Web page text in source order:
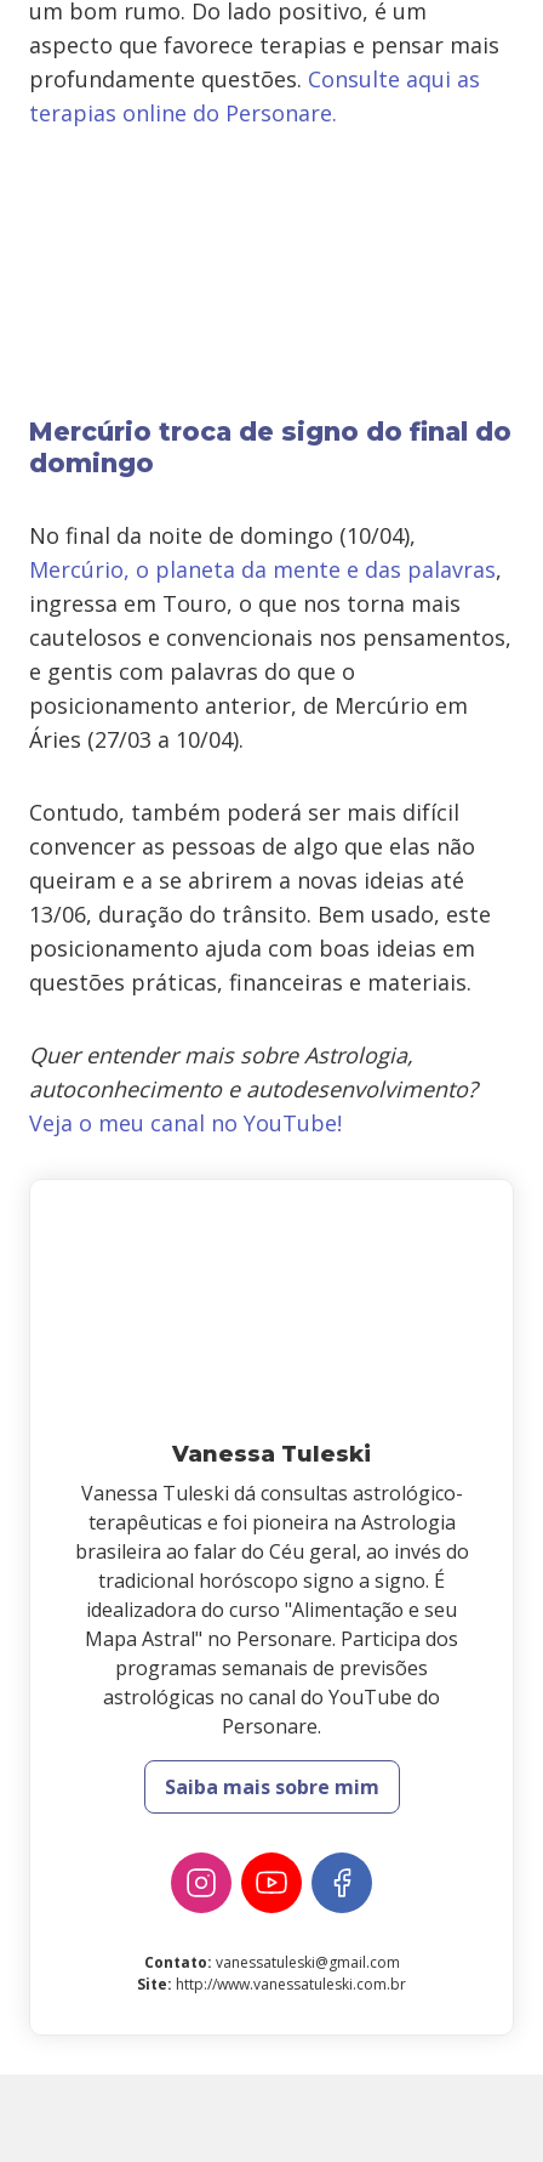
um bom rumo. Do lado positivo, é um
aspecto que favorece terapias e pensar mais
profundamente questões. Consulte aqui as
terapias online do Personare.
Mercúrio troca de signo do final do
domingo
No final da noite de domingo (10/04),
Mercúrio, o planeta da mente e das palavras,
ingressa em Touro, o que nos torna mais
cautelosos e convencionais nos pensamentos,
e gentis com palavras do que o
posicionamento anterior, de Mercúrio em
Áries (27/03 a 10/04).
Contudo, também poderá ser mais difícil
convencer as pessoas de algo que elas não
queiram e a se abrirem a novas ideias até
13/06, duração do trânsito. Bem usado, este
posicionamento ajuda com boas ideias em
questões práticas, financeiras e materiais.
Quer entender mais sobre Astrologia,
autoconhecimento e autodesenvolvimento?
Veja o meu canal no YouTube!
Vanessa Tuleski
Vanessa Tuleski dá consultas astrológico-
terapêuticas e foi pioneira na Astrologia
brasileira ao falar do Céu geral, ao invés do
tradicional horóscopo signo a signo. É
idealizadora do curso "Alimentação e seu
Mapa Astral" no Personare. Participa dos
programas semanais de previsões
astrológicas no canal do YouTube do
Personare.
Saiba mais sobre mim
Contato: vanessatuleski@gmail.com
Site: http://www.vanessatuleski.com.br